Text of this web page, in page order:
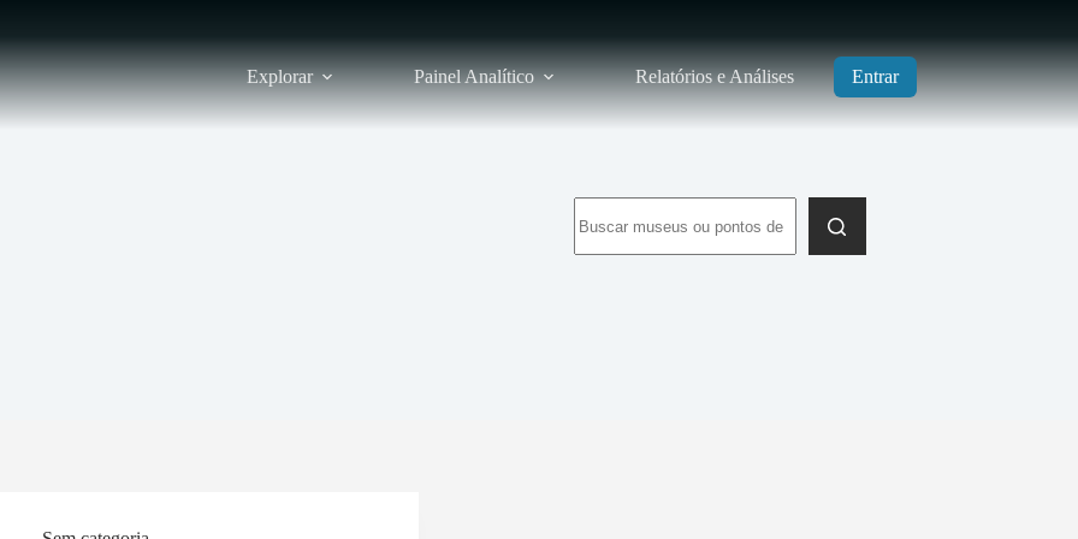
Explorar Painel Analítico Relatórios e Análises Entrar
resultados